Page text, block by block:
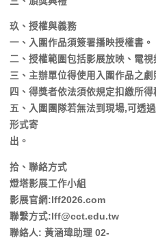
玖、授權與義務
一、入圍作品須簽署播映授權書。
二、授權範圍包括影展放映、電視
三、主辦單位得使用入圍作品之劇
四、得獎者依法須依規定扣繳所得
五、入圍團隊若無法到現場,可透
形式寄
出。
拾、聯絡方式
燈塔影展工作小組
影展官網:lff2026.com
聯繫方式:lff@cct.edu.tw
聯絡人: 黃涵瑋助理 02-